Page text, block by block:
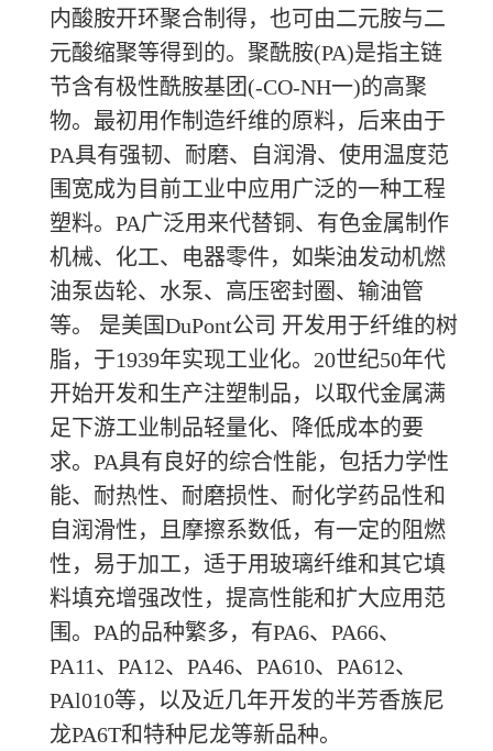
内酸胺开环聚合制得，也可由二元胺与二
元酸缩聚等得到的。聚酰胺(PA)是指主链
节含有极性酰胺基团(-CO-NH一)的高聚
物。最初用作制造纤维的原料，后来由于
PA具有强韧、耐磨、自润滑、使用温度范
围宽成为目前工业中应用广泛的一种工程
塑料。PA广泛用来代替铜、有色金属制作
机械、化工、电器零件，如柴油发动机燃
油泵齿轮、水泵、高压密封圈、输油管
等。 是美国DuPont公司 开发用于纤维的树
脂，于1939年实现工业化。20世纪50年代
开始开发和生产注塑制品，以取代金属满
足下游工业制品轻量化、降低成本的要
求。PA具有良好的综合性能，包括力学性
能、耐热性、耐磨损性、耐化学药品性和
自润滑性，且摩擦系数低，有一定的阻燃
性，易于加工，适于用玻璃纤维和其它填
料填充增强改性，提高性能和扩大应用范
围。PA的品种繁多，有PA6、PA66、
PA11、PA12、PA46、PA610、PA612、
PAl010等，以及近几年开发的半芳香族尼
龙PA6T和特种尼龙等新品种。